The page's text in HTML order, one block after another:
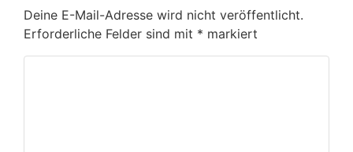
Deine E-Mail-Adresse wird nicht veröffentlicht.
Erforderliche Felder sind mit * markiert